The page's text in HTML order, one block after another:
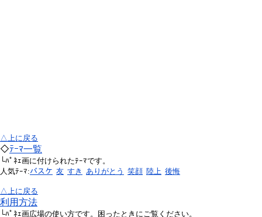
△上に戻る
◇ﾃｰﾏ一覧
└ﾊﾟﾈｪ画に付けられたﾃｰﾏです。
人気ﾃｰﾏ:バスケ 友 すき ありがとう 笑顔 陸上 後悔
△上に戻る
利用方法
└ﾊﾟﾈｪ画広場の使い方です。困ったときにご覧ください。